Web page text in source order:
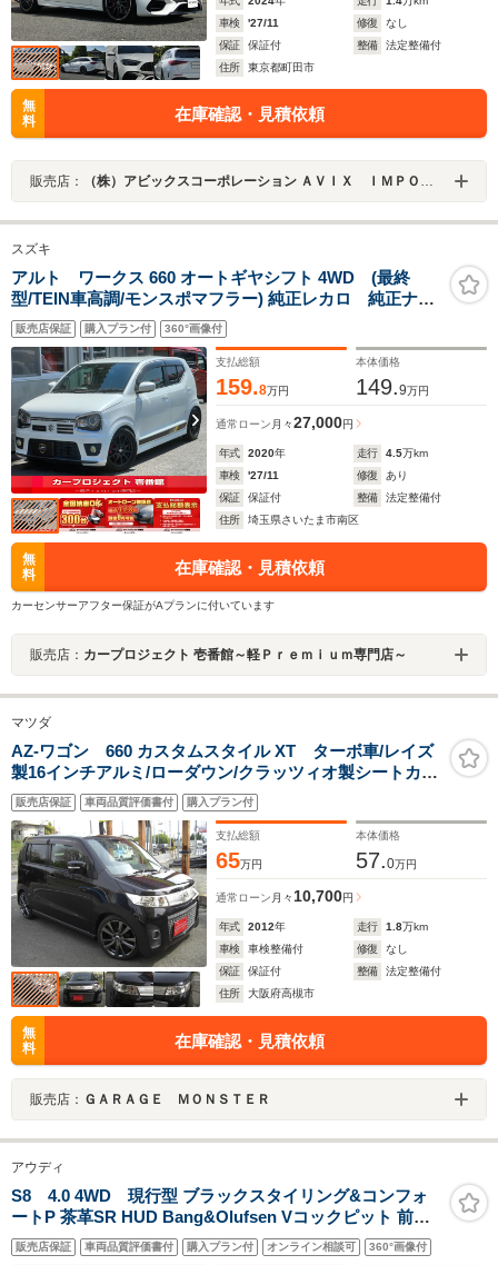
車検
'27/11 修復
なし
保証
保証付 整備
法定整備付
住所
東京都町田市
無
料
在庫確認・見積依頼
販売店： （株）アビックスコーポレーション ＡＶＩＸ ＩＭＰＯＲＴ 町田店
スズキ
アルト ワークス 660 オートギヤシフト 4WD (最終
型/TEIN車高調/モンスポマフラー) 純正レカロ 純正ナ
ビ フルセグTV Bカメラ ETC モンスターマフラ
ー TEIN車高調 テイクオフハンドル&シートローポ
ジ レーザー探知機 BT接続 CD DVD 純正15アル
ミ
販売店保証 購入プラン付 360°画像付
支払総額
159.8万円
本体価格
149.9万円
通常ローン 月々27,000円
年式 2020年 走行 4.5万km
車検
'27/11 修復
あり
保証
保証付 整備
法定整備付
住所
埼玉県さいたま市南区
無
料
在庫確認・見積依頼
カーセンサーアフター保証がAプランに付いています
販売店： カープロジェクト 壱番館～軽Ｐｒｅｍｉｕｍ専門店～
マツダ
AZ-ワゴン 660 カスタムスタイル XT ターボ車/レイズ
製16インチアルミ/ローダウン/クラッツィオ製シートカバ
ー/純正HIDライト/スマートキー/ナビ/TV/
販売店保証 車両品質評価書付 購入プラン付
支払総額
65万円
本体価格
57.0万円
通常ローン 月々10,700円
年式 2012年 走行 1.8万km
車検
車検整備付 修復
なし
保証
保証付 整備
法定整備付
住所
大阪府高槻市
無
料
在庫確認・見積依頼
販売店： ＧＡＲＡＧＥ ＭＯＮＳＴＥＲ
アウディ
S8 4.0 4WD 現行型 ブラックスタイリング&コンフォ
ートP 茶革SR HUD Bang&Olufsen Vコックピット 前後
席Sヒーター&ベンチレーション&マッサージ ステアリン
グヒーター デジタルマトリクスLED 自動トランク
販売店保証 車両品質評価書付 購入プラン付 オンライン相談可 360°画像付